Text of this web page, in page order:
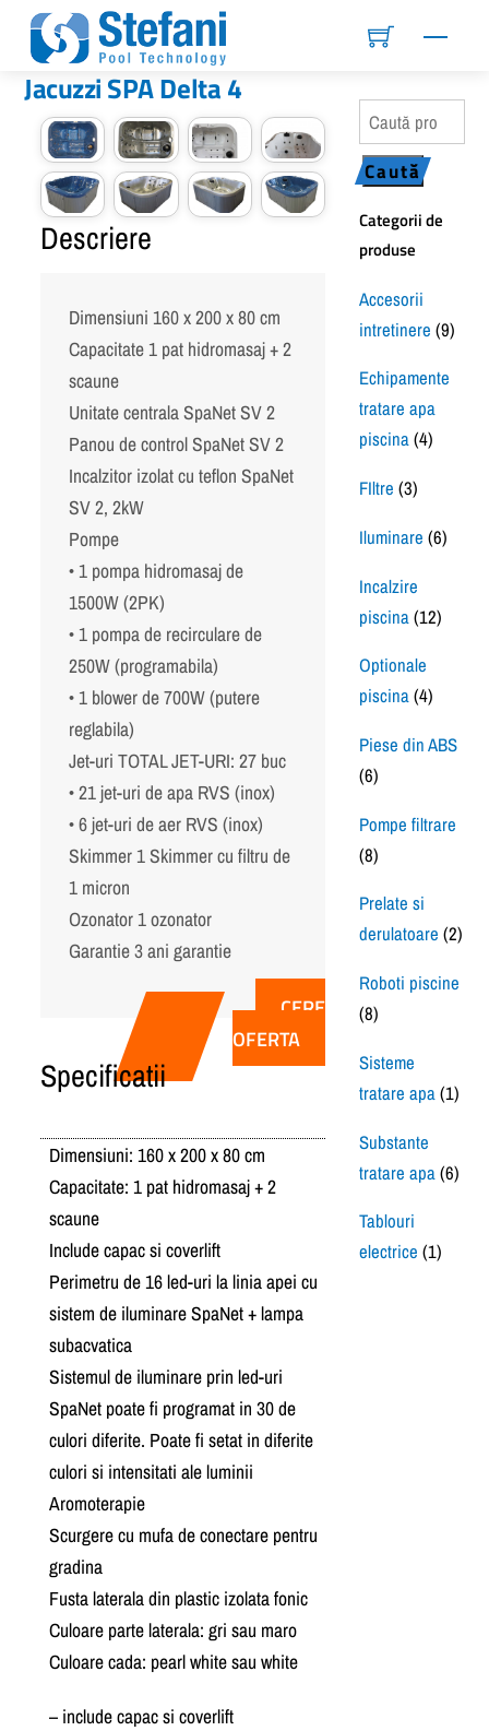
content
Menu
Jacuzzi SPA Delta 4
Descriere
Dimensiuni 160 x 200 x 80 cm
Capacitate 1 pat hidromasaj + 2
scaune
Unitate centrala SpaNet SV 2
Panou de control SpaNet SV 2
Incalzitor izolat cu teflon SpaNet
SV 2, 2kW
Pompe
• 1 pompa hidromasaj de
1500W (2PK)
• 1 pompa de recirculare de
250W (programabila)
• 1 blower de 700W (putere
reglabila)
Jet-uri TOTAL JET-URI: 27 buc
• 21 jet-uri de apa RVS (inox)
• 6 jet-uri de aer RVS (inox)
Skimmer 1 Skimmer cu filtru de
1 micron
Ozonator 1 ozonator
Garantie 3 ani garantie
CERE
OFERTA
Specificatii
Dimensiuni: 160 x 200 x 80 cm
Capacitate: 1 pat hidromasaj + 2
scaune
Include capac si coverlift
Perimetru de 16 led-uri la linia apei cu
sistem de iluminare SpaNet + lampa
subacvatica
Sistemul de iluminare prin led-uri
SpaNet poate fi programat in 30 de
culori diferite. Poate fi setat in diferite
culori si intensitati ale luminii
Aromoterapie
Scurgere cu mufa de conectare pentru
gradina
Fusta laterala din plastic izolata fonic
Culoare parte laterala: gri sau maro
Culoare cada: pearl white sau white
– include capac si coverlift
Caută
după:
Caută
Categorii de
produse
Accesorii
intretinere (9)
Echipamente
tratare apa
piscina(4)
FIltre (3)
Iluminare (6)
Incalzire
piscina(12)
Optionale
piscina(4)
Piese din ABS
(6)
Pompe filtrare
(8)
Prelate si
derulatoare (2)
Roboti piscine
(8)
Sisteme
tratare apa(1)
Substante
tratare apa(6)
Tablouri
electrice (1)